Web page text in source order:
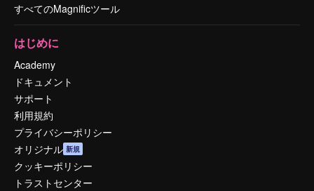
すべてのMagnificツール
はじめに
Academy
ドキュメント
サポート
利用規約
プライバシーポリシー
オリジナル 新規
クッキーポリシー
トラストセンター